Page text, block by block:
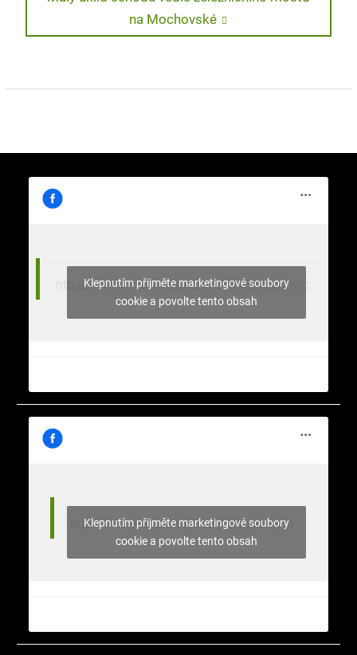
na Mochovské
https://www.facebook.com/stromy.celakovic
Klepnutím přijměte marketingové soubory
cookie a povolte tento obsah
https://www.facebook.com/nasekrajina
Klepnutím přijměte marketingové soubory
cookie a povolte tento obsah